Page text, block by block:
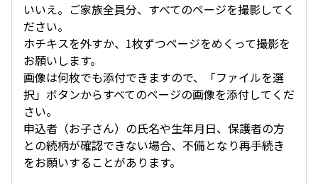
いいえ。ご家族全員分、すべてのページを撮影してく
ださい。
ホチキスを外すか、1枚ずつページをめくって撮影を
お願いします。
画像は何枚でも添付できますので、「ファイルを選
択」ボタンからすべてのページの画像を添付してくだ
さい。
申込者（お子さん）の氏名や生年月日、保護者の方
との続柄が確認できない場合、不備となり再手続き
をお願いすることがあります。